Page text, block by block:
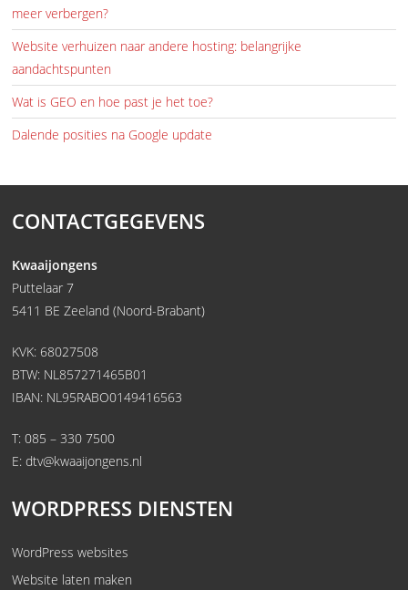
meer verbergen?
Website verhuizen naar andere hosting: belangrijke
aandachtspunten
Wat is GEO en hoe past je het toe?
Dalende posities na Google update
CONTACTGEGEVENS
Kwaaijongens
Puttelaar 7
5411 BE Zeeland (Noord-Brabant)
KVK: 68027508
BTW: NL857271465B01
IBAN: NL95RABO0149416563
T:085 – 330 7500
E:dtv@kwaaijongens.nl
WORDPRESS DIENSTEN
WordPress websites
Website laten maken